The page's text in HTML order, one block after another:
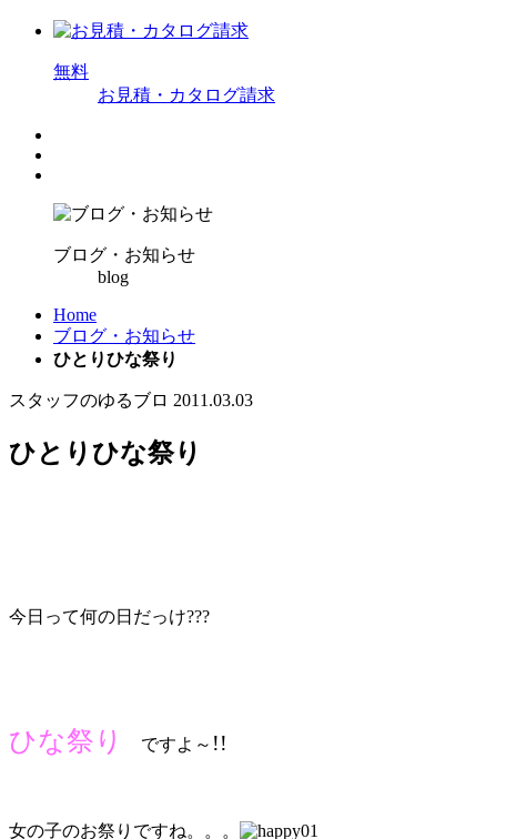
無料
お見積・カタログ請求
ブログ・お知らせ
blog
Home
ブログ・お知らせ
ひとりひな祭り
スタッフのゆるブロ 2011.03.03
ひとりひな祭り
今日って何の日だっけ???
ひな祭り ですよ～ !!
女の子のお祭りですね。。。